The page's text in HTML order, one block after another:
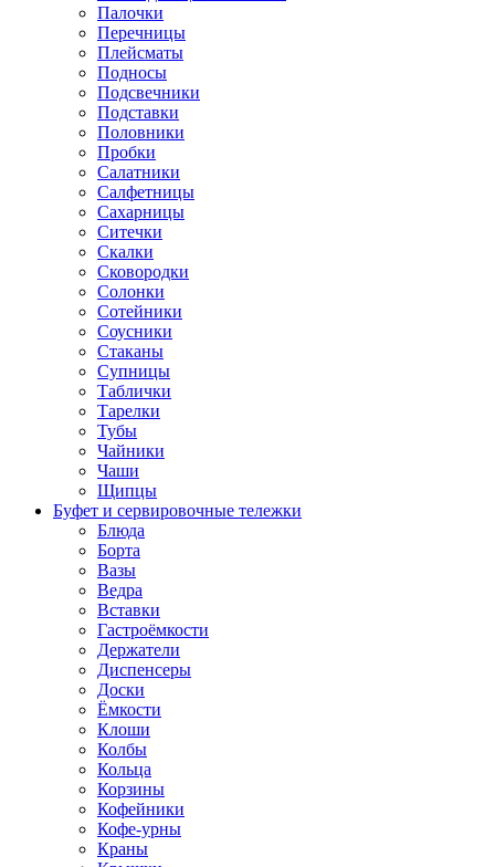
Палочки
Перечницы
Плейсматы
Подносы
Подсвечники
Подставки
Половники
Пробки
Салатники
Салфетницы
Сахарницы
Ситечки
Скалки
Сковородки
Солонки
Сотейники
Соусники
Стаканы
Супницы
Таблички
Тарелки
Тубы
Чайники
Чаши
Щипцы
Буфет и сервировочные тележки
Блюда
Борта
Вазы
Ведра
Вставки
Гастроёмкости
Держатели
Диспенсеры
Доски
Ёмкости
Клоши
Колбы
Кольца
Корзины
Кофейники
Кофе-урны
Краны